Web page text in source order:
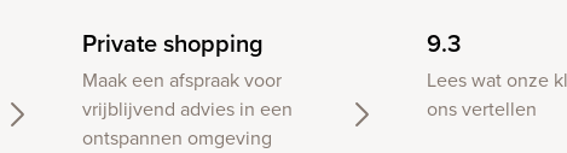
Private shopping
Maak een afspraak voor
vrijblijvend advies in een
ontspannen omgeving
9.3
Lees wat onze
ons vertellen